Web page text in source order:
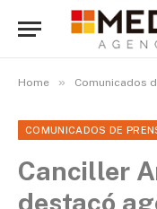
Home » Comunicados
COMUNICADOS DE
Canciller
destacó